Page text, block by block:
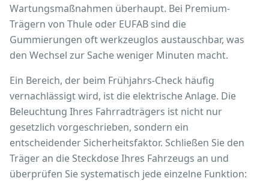
Wartungsmaßnahmen überhaupt. Bei Premium-
Trägern von Thule oder EUFAB sind die
Gummierungen oft werkzeuglos austauschbar, was
den Wechsel zur Sache weniger Minuten macht.
Ein Bereich, der beim Frühjahrs-Check häufig
vernachlässigt wird, ist die elektrische Anlage. Die
Beleuchtung Ihres Fahrradträgers ist nicht nur
gesetzlich vorgeschrieben, sondern ein
entscheidender Sicherheitsfaktor. Schließen Sie den
Träger an die Steckdose Ihres Fahrzeugs an und
überprüfen Sie systematisch jede einzelne Funktion: